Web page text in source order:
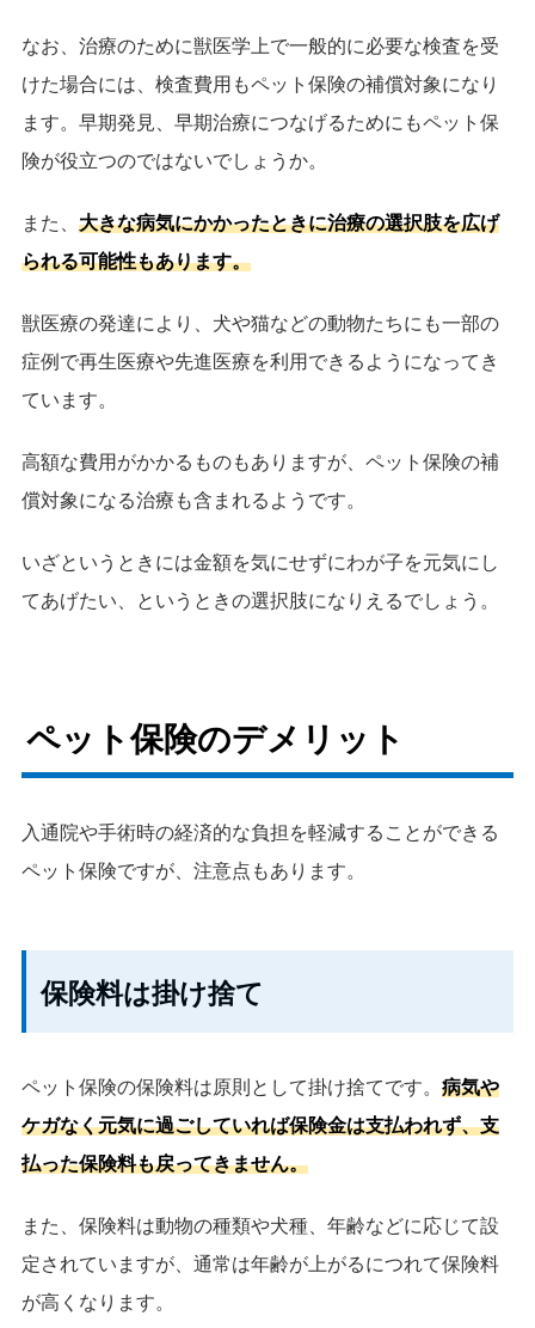
なお、治療のために獣医学上で一般的に必要な検査を受
けた場合には、検査費用もペット保険の補償対象になり
ます。早期発見、早期治療につなげるためにもペット保
険が役立つのではないでしょうか。
また、 大きな病気にかかったときに治療の選択肢を広げ
られる可能性もあります。
獣医療の発達により、犬や猫などの動物たちにも一部の
症例で再生医療や先進医療を利用できるようになってき
ています。
高額な費用がかかるものもありますが、ペット保険の補
償対象になる治療も含まれるようです。
いざというときには金額を気にせずにわが子を元気にし
てあげたい、というときの選択肢になりえるでしょう。
ペット保険のデメリット
入通院や手術時の経済的な負担を軽減することができる
ペット保険ですが、注意点もあります。
保険料は掛け捨て
ペット保険の保険料は原則として掛け捨てです。 病気や
ケガなく元気に過ごしていれば保険金は支払われず、支
払った保険料も戻ってきません。
また、保険料は動物の種類や犬種、年齢などに応じて設
定されていますが、通常は年齢が上がるにつれて保険料
が高くなります。